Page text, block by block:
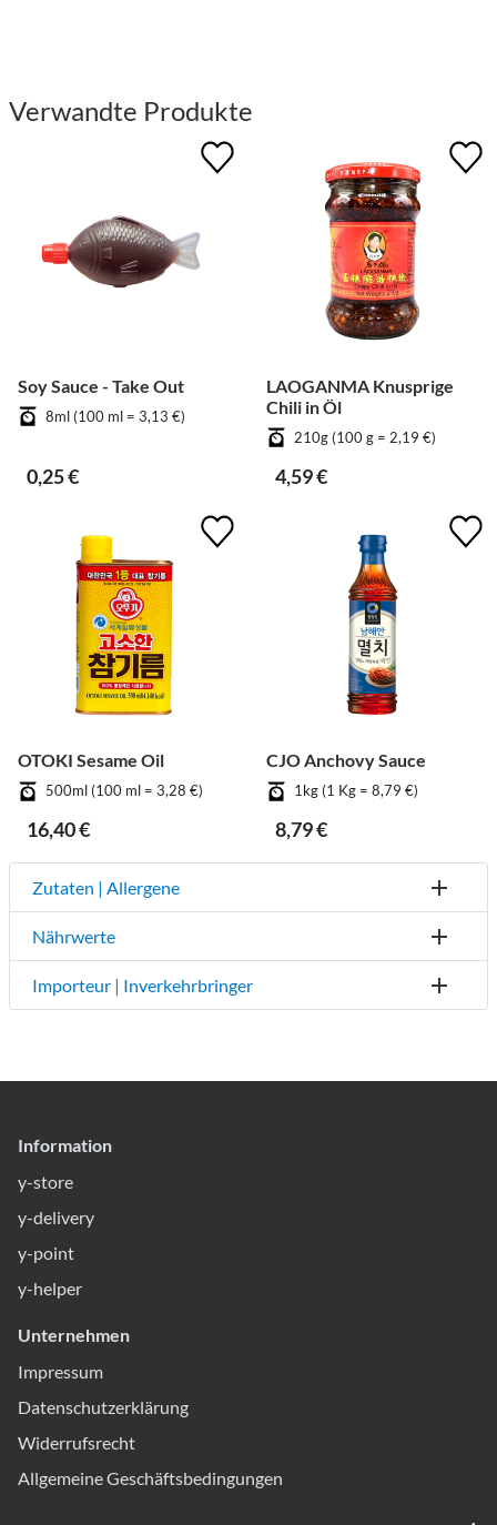
Verwandte Produkte
Soy Sauce - Take Out
8ml (100 ml = 3,13 €)
0,25 €
LAOGANMA Knusprige
Chili in Öl
210g (100 g = 2,19 €)
4,59 €
OTOKI Sesame Oil
500ml (100 ml = 3,28 €)
16,40 €
CJO Anchovy Sauce
1kg (1 Kg = 8,79 €)
8,79 €
Zutaten | Allergene
Nährwerte
Importeur | Inverkehrbringer
Information
y-store
y-delivery
y-point
y-helper
Unternehmen
Impressum
Datenschutzerklärung
Widerrufsrecht
Allgemeine Geschäftsbedingungen